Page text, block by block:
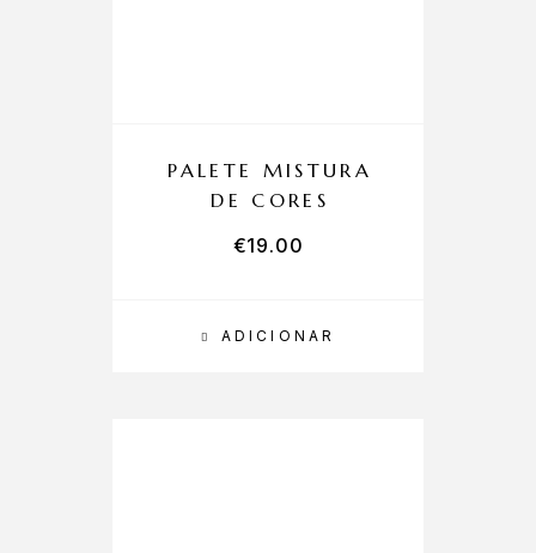
ADICIONAR
PALETE MISTURA
DE CORES
€19.00